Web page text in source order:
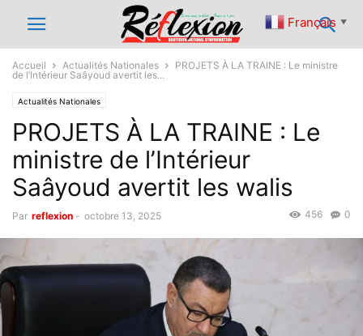
Accueil Actualités Nationales
PROJETS À LA TRAINE : Le ministre
de l’Intérieur Saâyoud avertit les...
Actualités Nationales
PROJETS À LA TRAINE : Le
ministre de l’Intérieur
Saâyoud avertit les walis
Par reflexion - octobre 13, 2025 0
456
Français ▼